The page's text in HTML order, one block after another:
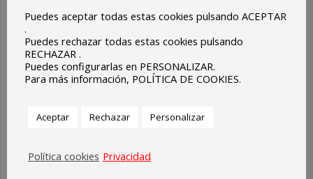
Proyectos
Noticias
Puedes aceptar todas estas cookies pulsando ACEPTAR
.
Puedes rechazar todas estas cookies pulsando
RECHAZAR .
Puedes configurarlas en PERSONALIZAR.
Para más información, POLÍTICA DE COOKIES.
Aceptar Rechazar Personalizar
Política cookies Privacidad